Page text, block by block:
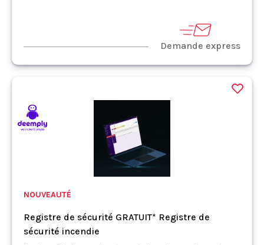
Demande express
NOUVEAUTÉ
Registre de sécurité GRATUIT* Registre de
sécurité incendie